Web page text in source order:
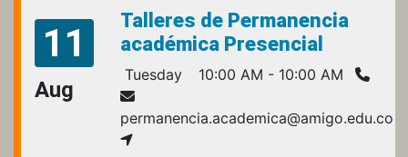
11
Aug
Talleres de Permanencia
académica Presencial
Tuesday 10:00 AM - 10:00 AM
permanencia.academica@amigo.edu.co